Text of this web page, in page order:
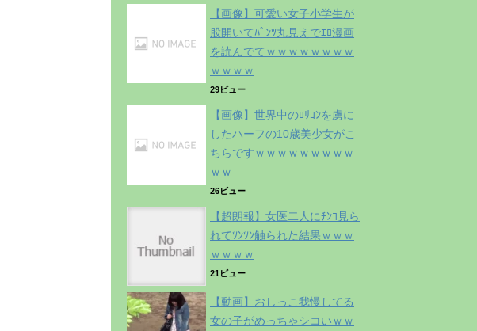
【画像】可愛い女子小学生が
股開いてﾊﾟﾝﾂ丸見えでｴﾛ漫画
を読んでてｗｗｗｗｗｗｗｗ
ｗｗｗｗ
29ビュー
【画像】世界中のﾛﾘｺﾝを虜に
したハーフの10歳美少女がこ
ちらですｗｗｗｗｗｗｗｗｗ
ｗｗ
26ビュー
【超朗報】女医二人にﾁﾝｺ見ら
れてﾂﾝﾂﾝ触られた結果ｗｗｗ
ｗｗｗｗ
21ビュー
【動画】おしっこ我慢してる
女の子がめっちゃシコいｗｗ